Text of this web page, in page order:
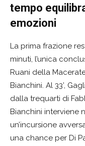
tempo
emozioni
La prima frazione
minuti, l’unica
Ruani della
Bianchini. Al 33’,
dalla trequarti di
Bianchini interviene
un’incursione
una chance per Di